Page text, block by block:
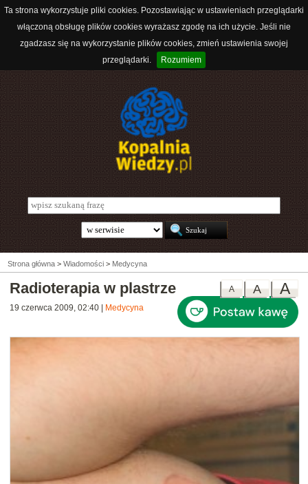
Ta strona wykorzystuje pliki cookies. Pozostawiając w ustawieniach przeglądarki
włączoną obsługę plików cookies wyrażasz zgodę na ich użycie. Jeśli nie
zgadzasz się na wykorzystanie plików cookies, zmień ustawienia swojej
przeglądarki.
Rozumiem
Strona główna > Wiadomości > Medycyna
A
A
A
Radioterapia w plastrze
19 czerwca 2009, 02:40 Medycyna